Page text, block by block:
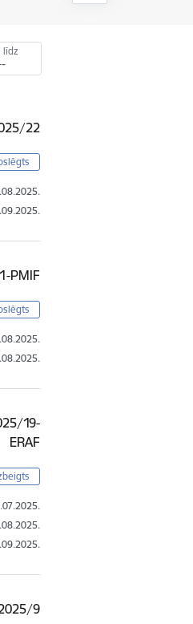
līdz
22
PMIF
19-
ERAF
9